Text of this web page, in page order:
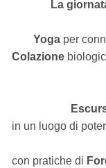
La
Yogaper
Colazione
in un luogo di
con pratiche di